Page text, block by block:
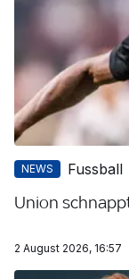
NEWS Fussball
Union
2 August 2026, 16:57